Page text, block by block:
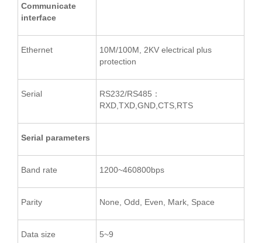
Communicate
interface
Ethernet
10M/100M, 2KV electrical plus
protection
Serial
RS232/RS485：
RXD,TXD,GND,CTS,RTS
Serial parameters
Band rate 1200~460800bps
Parity None, Odd, Even, Mark, Space
Data size 5~9